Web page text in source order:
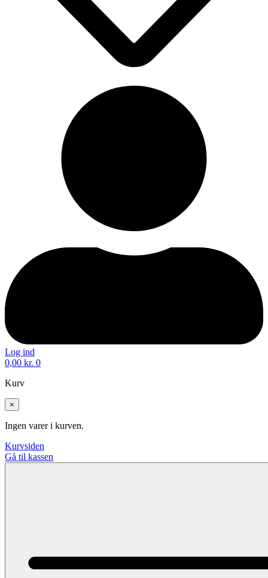
Log ind
0,00 kr. 0
Kurv
×
Ingen varer i kurven.
Kurvsiden
Gå til kassen